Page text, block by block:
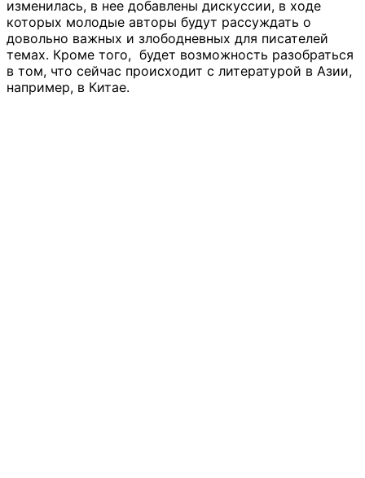
изменилась, в нее добавлены дискуссии, в ходе
которых молодые авторы будут рассуждать о
довольно важных и злободневных для писателей
темах. Кроме того, будет возможность разобраться
в том, что сейчас происходит с литературой в Азии,
например, в Китае.